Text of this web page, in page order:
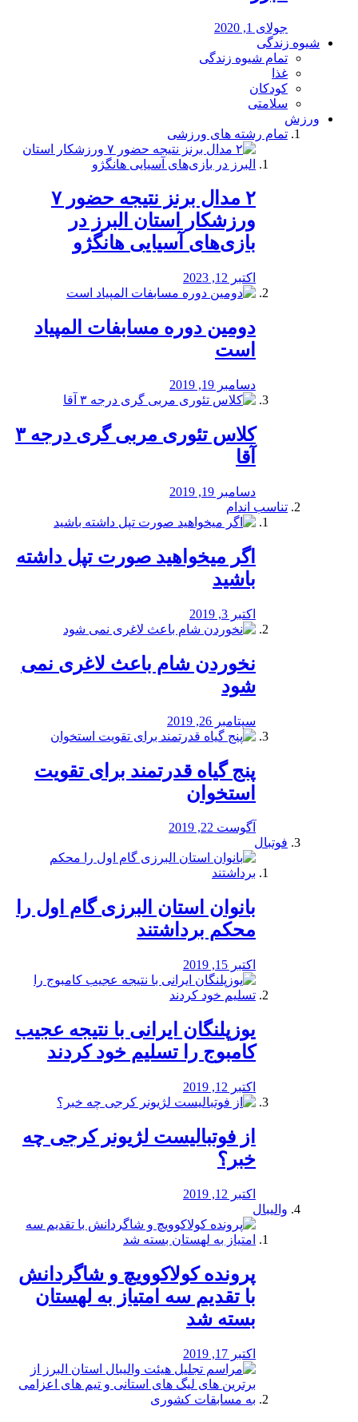
جولای 1, 2020
شیوه زندگی
تمام شیوه زندگی
غذا
کودکان
سلامتی
ورزش
تمام رشته های ورزشی
۲ مدال برنز نتیجه حضور ۷
ورزشکار استان البرز در
بازی‌های آسیایی هانگژو
اکتبر 12, 2023
دومین دوره مسابفات المپیاد
است
دسامبر 19, 2019
کلاس تئوری مربی گری درجه ۳
آقا
دسامبر 19, 2019
تناسب اندام
اگر میخواهید صورت تپل داشته
باشید
اکتبر 3, 2019
نخوردن شام باعث لاغری نمی
‌شود
سپتامبر 26, 2019
پنج گیاه قدرتمند برای تقویت
استخوان
آگوست 22, 2019
فوتبال
بانوان استان البرزی گام اول را
محكم برداشتند
اکتبر 15, 2019
یوزپلنگان ایرانی با نتیجه عجیب
کامبوج را تسلیم خود کردند
اکتبر 12, 2019
از فوتبالیست لژیونر کرجی چه
خبر؟
اکتبر 12, 2019
والیبال
پرونده کولاکوویچ و شاگردانش
با تقدیم سه امتیاز به لهستان
بسته شد
اکتبر 17, 2019